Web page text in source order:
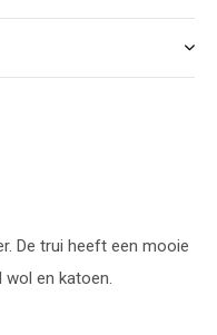
De trui heeft een mooie
wol en katoen.